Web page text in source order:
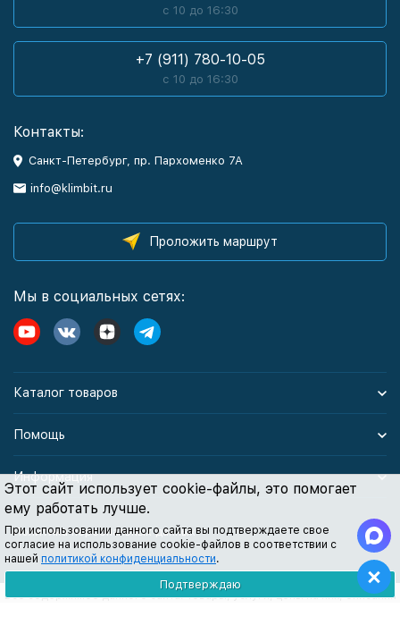
Этот сайт использует cookie-файлы, это помогает
ему работать лучше.
При использовании данного сайта вы подтверждаете свое
согласие на использование cookie-файлов в соответствии с
нашей политикой конфиденциальности.
Подтверждаю
с 10 до 16:30
+7 (911) 780-10-05
с 10 до 16:30
Контакты:
Санкт-Петербург, пр. Пархоменко 7А
info@klimbit.ru
Проложить маршрут
Мы в социальных сетях:
Каталог товаров
Помощь
Информация
Политика персональных данных
Все содержимое данного сайта: товары, услуги, цены на них, описания